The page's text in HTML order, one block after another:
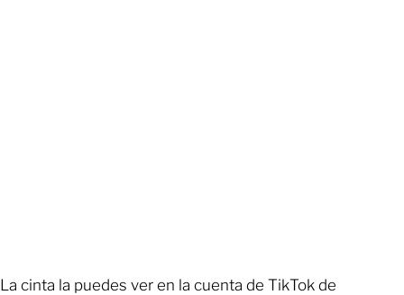
La cinta la puedes ver en la cuenta de TikTok de